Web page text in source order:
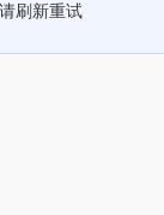
刷新重试